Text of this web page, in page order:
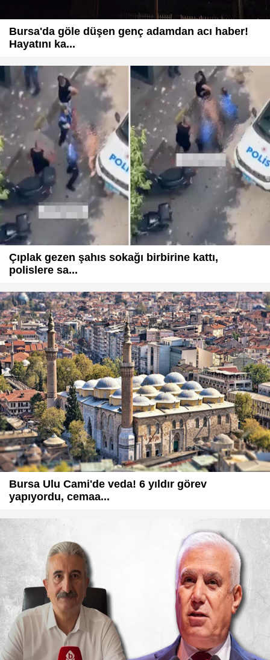
Bursa'da göle düşen genç adamdan acı haber!
Hayatını ka...
Çıplak gezen şahıs sokağı birbirine kattı,
polislere sa...
Bursa Ulu Cami'de veda! 6 yıldır görev
yapıyordu, cemaa...